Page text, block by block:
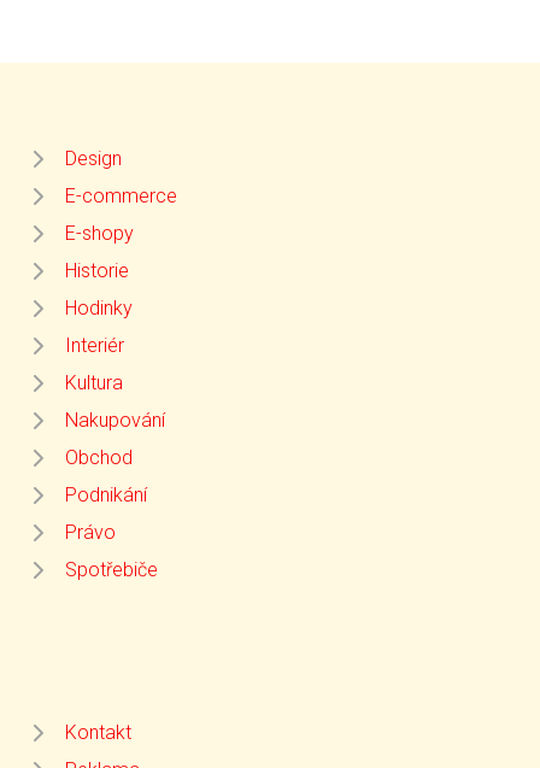
Design
E-commerce
E-shopy
Historie
Hodinky
Interiér
Kultura
Nakupování
Obchod
Podnikání
Právo
Spotřebiče
Kontakt